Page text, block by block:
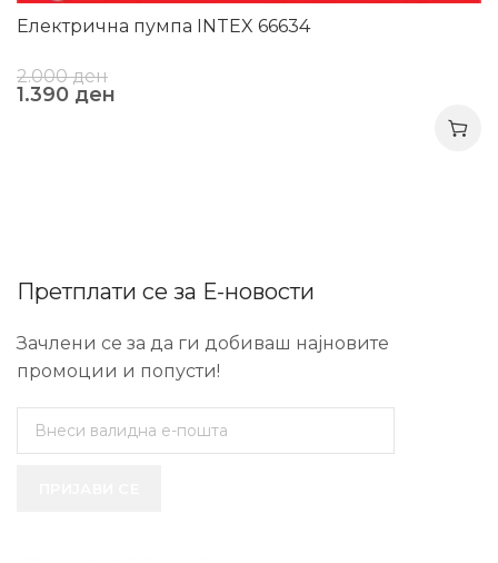
Електрична пумпа INTEX 66634
2.000ден
1.390 ден
Претплати се за Е-новости
Зачлени се за да ги добиваш најновите
промоции и попусти!